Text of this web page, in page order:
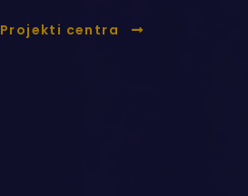
Projekti centra